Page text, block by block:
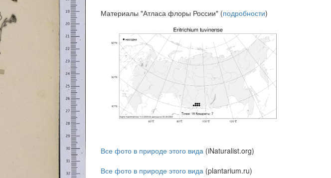
Материалы "Атласа флоры России" (подробности)
Все фото в природе этого вида (iNaturalist.org)
Все фото в природе этого вида (plantarium.ru)